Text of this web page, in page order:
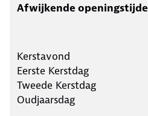
Afwijkende
Kerstavond
Eerste Kerstdag
Tweede Kerstdag
Oudjaarsdag